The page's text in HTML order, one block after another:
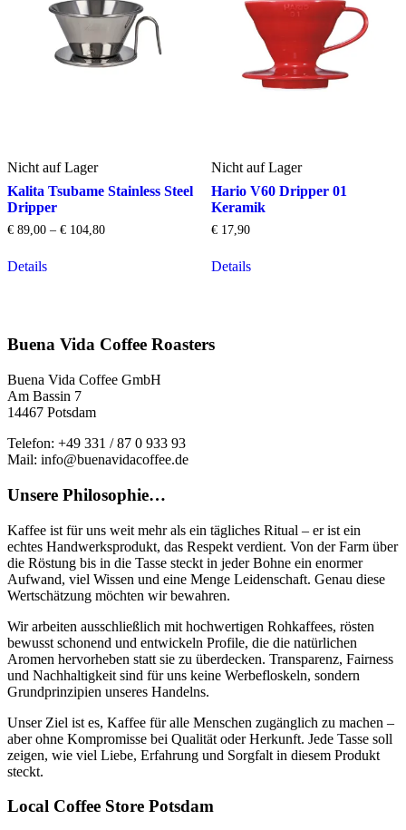
Nicht auf Lager
Kalita Tsubame Stainless Steel
Dripper
€ 89,00 – € 104,80
DetailsProdukt
Die
können
auf
der
gewählt
werden
Nicht auf Lager
Hario V60 Dripper 01
Keramik
€17,90
DetailsProdukt
Buena Vida Coffee Roasters
Buena Vida Coffee GmbH
Am Bassin 7
14467 Potsdam
Telefon: +49 331 / 87 0 933 93
Mail: info@buenavidacoffee.de
Unsere Philosophie…
Kaffee ist für uns weit mehr als ein tägliches Ritual – er ist ein
echtes Handwerksprodukt, das Respekt verdient. Von der Farm über
die Röstung bis in die Tasse steckt in jeder Bohne ein enormer
Aufwand, viel Wissen und eine Menge Leidenschaft. Genau diese
Wertschätzung möchten wir bewahren.
Wir arbeiten ausschließlich mit hochwertigen Rohkaffees, rösten
bewusst schonend und entwickeln Profile, die die natürlichen
Aromen hervorheben statt sie zu überdecken. Transparenz, Fairness
und Nachhaltigkeit sind für uns keine Werbefloskeln, sondern
Grundprinzipien unseres Handelns.
Unser Ziel ist es, Kaffee für alle Menschen zugänglich zu machen –
aber ohne Kompromisse bei Qualität oder Herkunft. Jede Tasse soll
zeigen, wie viel Liebe, Erfahrung und Sorgfalt in diesem Produkt
steckt.
Local Coffee Store Potsdam